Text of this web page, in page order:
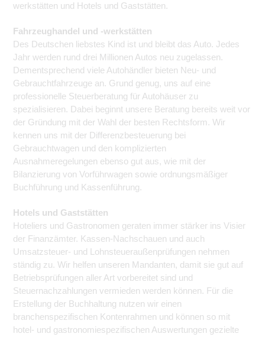
werkstätten und Hotels und Gaststätten.
Fahrzeughandel und -werkstätten
Des Deutschen liebstes Kind ist und bleibt das Auto. Jedes
Jahr werden rund drei Millionen Autos neu zugelassen.
Dementsprechend viele Autohändler bieten Neu- und
Gebrauchtfahrzeuge an. Grund genug, uns auf eine
professionelle Steuerberatung für Autohäuser zu
spezialisieren. Dabei beginnt unsere Beratung bereits weit vor
der Gründung mit der Wahl der besten Rechtsform. Wir
kennen uns mit der Differenzbesteuerung bei
Gebrauchtwagen und den komplizierten
Ausnahmeregelungen ebenso gut aus, wie mit der
Bilanzierung von Vorführwagen sowie ordnungsmäßiger
Buchführung und Kassenführung.
Hotels und Gaststätten
Hoteliers und Gastronomen geraten immer stärker ins Visier
der Finanzämter. Kassen-Nachschauen und auch
Umsatzsteuer- und Lohnsteueraußenprüfungen nehmen
ständig zu. Wir helfen unseren Mandanten, damit sie gut auf
Betriebsprüfungen aller Art vorbereitet sind und
Steuernachzahlungen vermieden werden können. Für die
Erstellung der Buchhaltung nutzen wir einen
branchenspezifischen Kontenrahmen und können so mit
hotel- und gastronomiespezifischen Auswertungen gezielte